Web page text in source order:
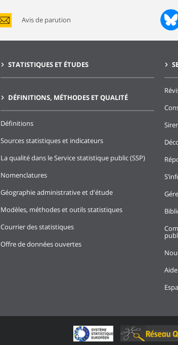
Avis de parution
STATISTIQUES ET ÉTUDES
DÉFINITIONS, MÉTHODES ET QUALITÉ
Définitions
Sources statistiques et indicateurs
La qualité dans le Service statistique public (SSP)
Nomenclatures
Géographie administrative et d'étude
Modèles, méthodes et outils statistiques
Courrier des statistiques
Offre de données ouvertes